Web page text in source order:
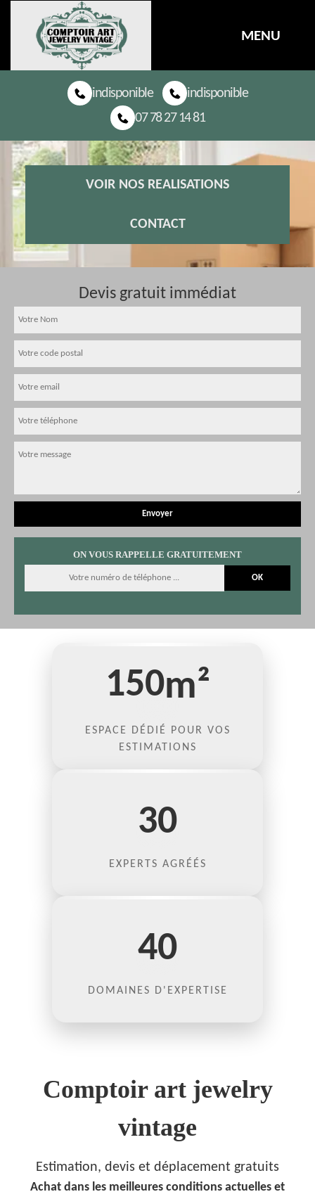
MENU
indisponible
indisponible
07 78 27 14 81
VOIR NOS REALISATIONS
CONTACT
Devis gratuit immédiat
ON VOUS RAPPELLE GRATUITEMENT
150m²
ESPACE DÉDIÉ POUR VOS
ESTIMATIONS
30
EXPERTS AGRÉÉS
40
DOMAINES D'EXPERTISE
Comptoir art jewelry
vintage
Estimation, devis et déplacement gratuits
Achat dans les meilleures conditions actuelles et